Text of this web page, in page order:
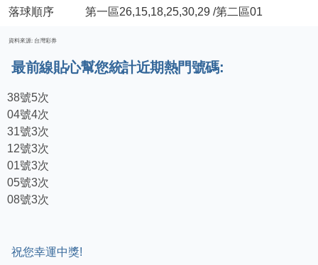
落球順序 第一區26,15,18,25,30,29 /第二區01
資料來源: 台灣彩券
最前線貼心幫您統計近期熱門號碼:
38號5次
04號4次
31號3次
12號3次
01號3次
05號3次
08號3次
祝您幸運中獎!